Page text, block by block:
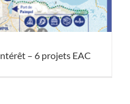
– 6 projets EAC